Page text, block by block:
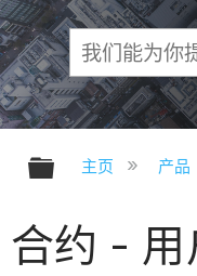
扩展/隐缩
主页 产品
合约 - 用